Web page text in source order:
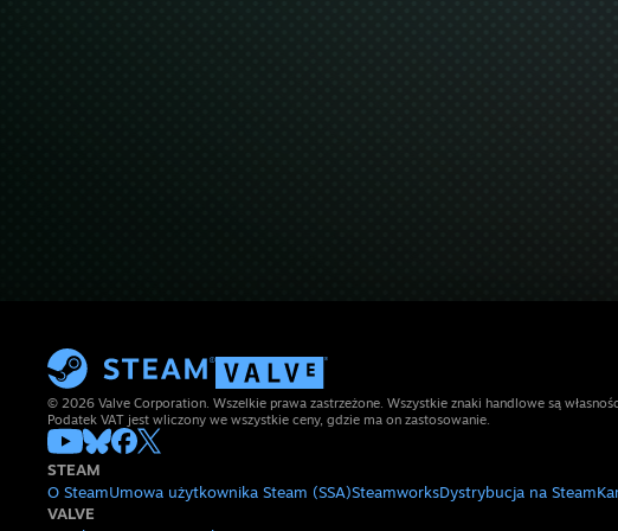
© 2026 Valve Corporation. Wszelkie prawa zastrzeżone. Wszystkie znaki handlowe są
Podatek VAT jest wliczony we wszystkie ceny, gdzie ma on zastosowanie.
STEAM
O SteamUmowa użytkownika Steam (SSA)SteamworksDystrybucja na Steam
VALVE